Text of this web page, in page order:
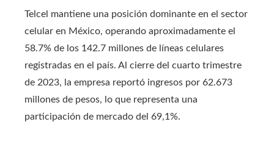
Telcel mantiene una posición dominante en el sector
celular en México, operando aproximadamente el
58.7% de los 142.7 millones de líneas celulares
registradas en el país. Al cierre del cuarto trimestre
de 2023, la empresa reportó ingresos por 62.673
millones de pesos, lo que representa una
participación de mercado del 69,1%.